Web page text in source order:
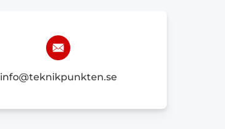
info@teknikpunkten.se